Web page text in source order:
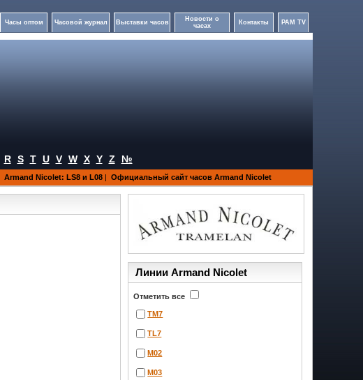
Часы оптом Часовой журнал Выставки часов
Новости о
часах
Контакты PAM TV
R S T U V W X Y Z №
Armand Nicolet: LS8 и L08 | Официальный сайт часов Armand Nicolet
Линии Armand Nicolet
Отметить все
TM7
TL7
M02
M03